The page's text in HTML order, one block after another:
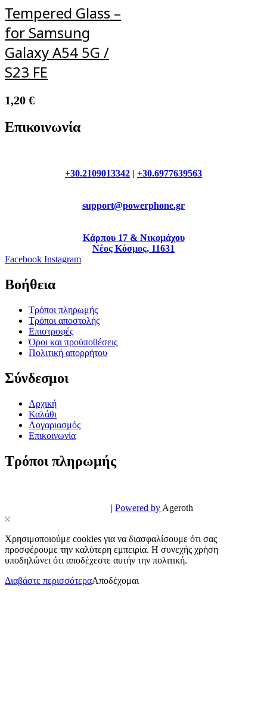
Tempered Glass –
for Samsung
Galaxy A54 5G /
S23 FE
1,20 €
Επικοινωνία
+30.2109013342 +30.6977639563
support@powerphone.gr
Κάρπου 17 & Νικομάχου
Νέος Κόσμος, 11631
Facebook Instagram
Βοήθεια
Τρόποι πληρωμής
Τρόποι αποστολής
Επιστροφές
Όροι και προϋποθέσεις
Πολιτική απορρήτου
Σύνδεσμοι
Αρχική
Καλάθι
Λογαριασμός
Επικοινωνία
Τρόποι πληρωμής
| Powered by Ageroth
Χρησιμοποιούμε cookies για να διασφαλίσουμε ότι σας
προσφέρουμε την καλύτερη εμπειρία. Η συνεχής χρήση
υποδηλώνει ότι αποδέχεστε αυτήν την πολιτική.
Διαβάστε περισσότεραΑποδέχομαι